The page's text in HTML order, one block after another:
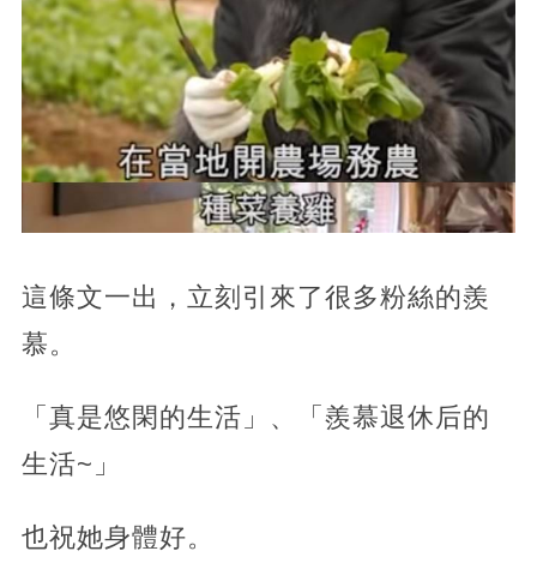
這條文一出，立刻引來了很多粉絲的羨
慕。
「真是悠閑的生活」、「羨慕退休后的
生活~」
也祝她身體好。